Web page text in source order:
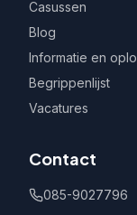
Casussen
Blog
Informatie en
Begrippenlijst
Vacatures
Contact
085-9027796